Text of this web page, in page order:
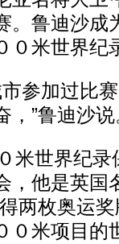
。鲁迪沙成
０米世界纪
参加过比
，”鲁迪沙
世界纪录
，他是英国
两枚奥运
０米项目的